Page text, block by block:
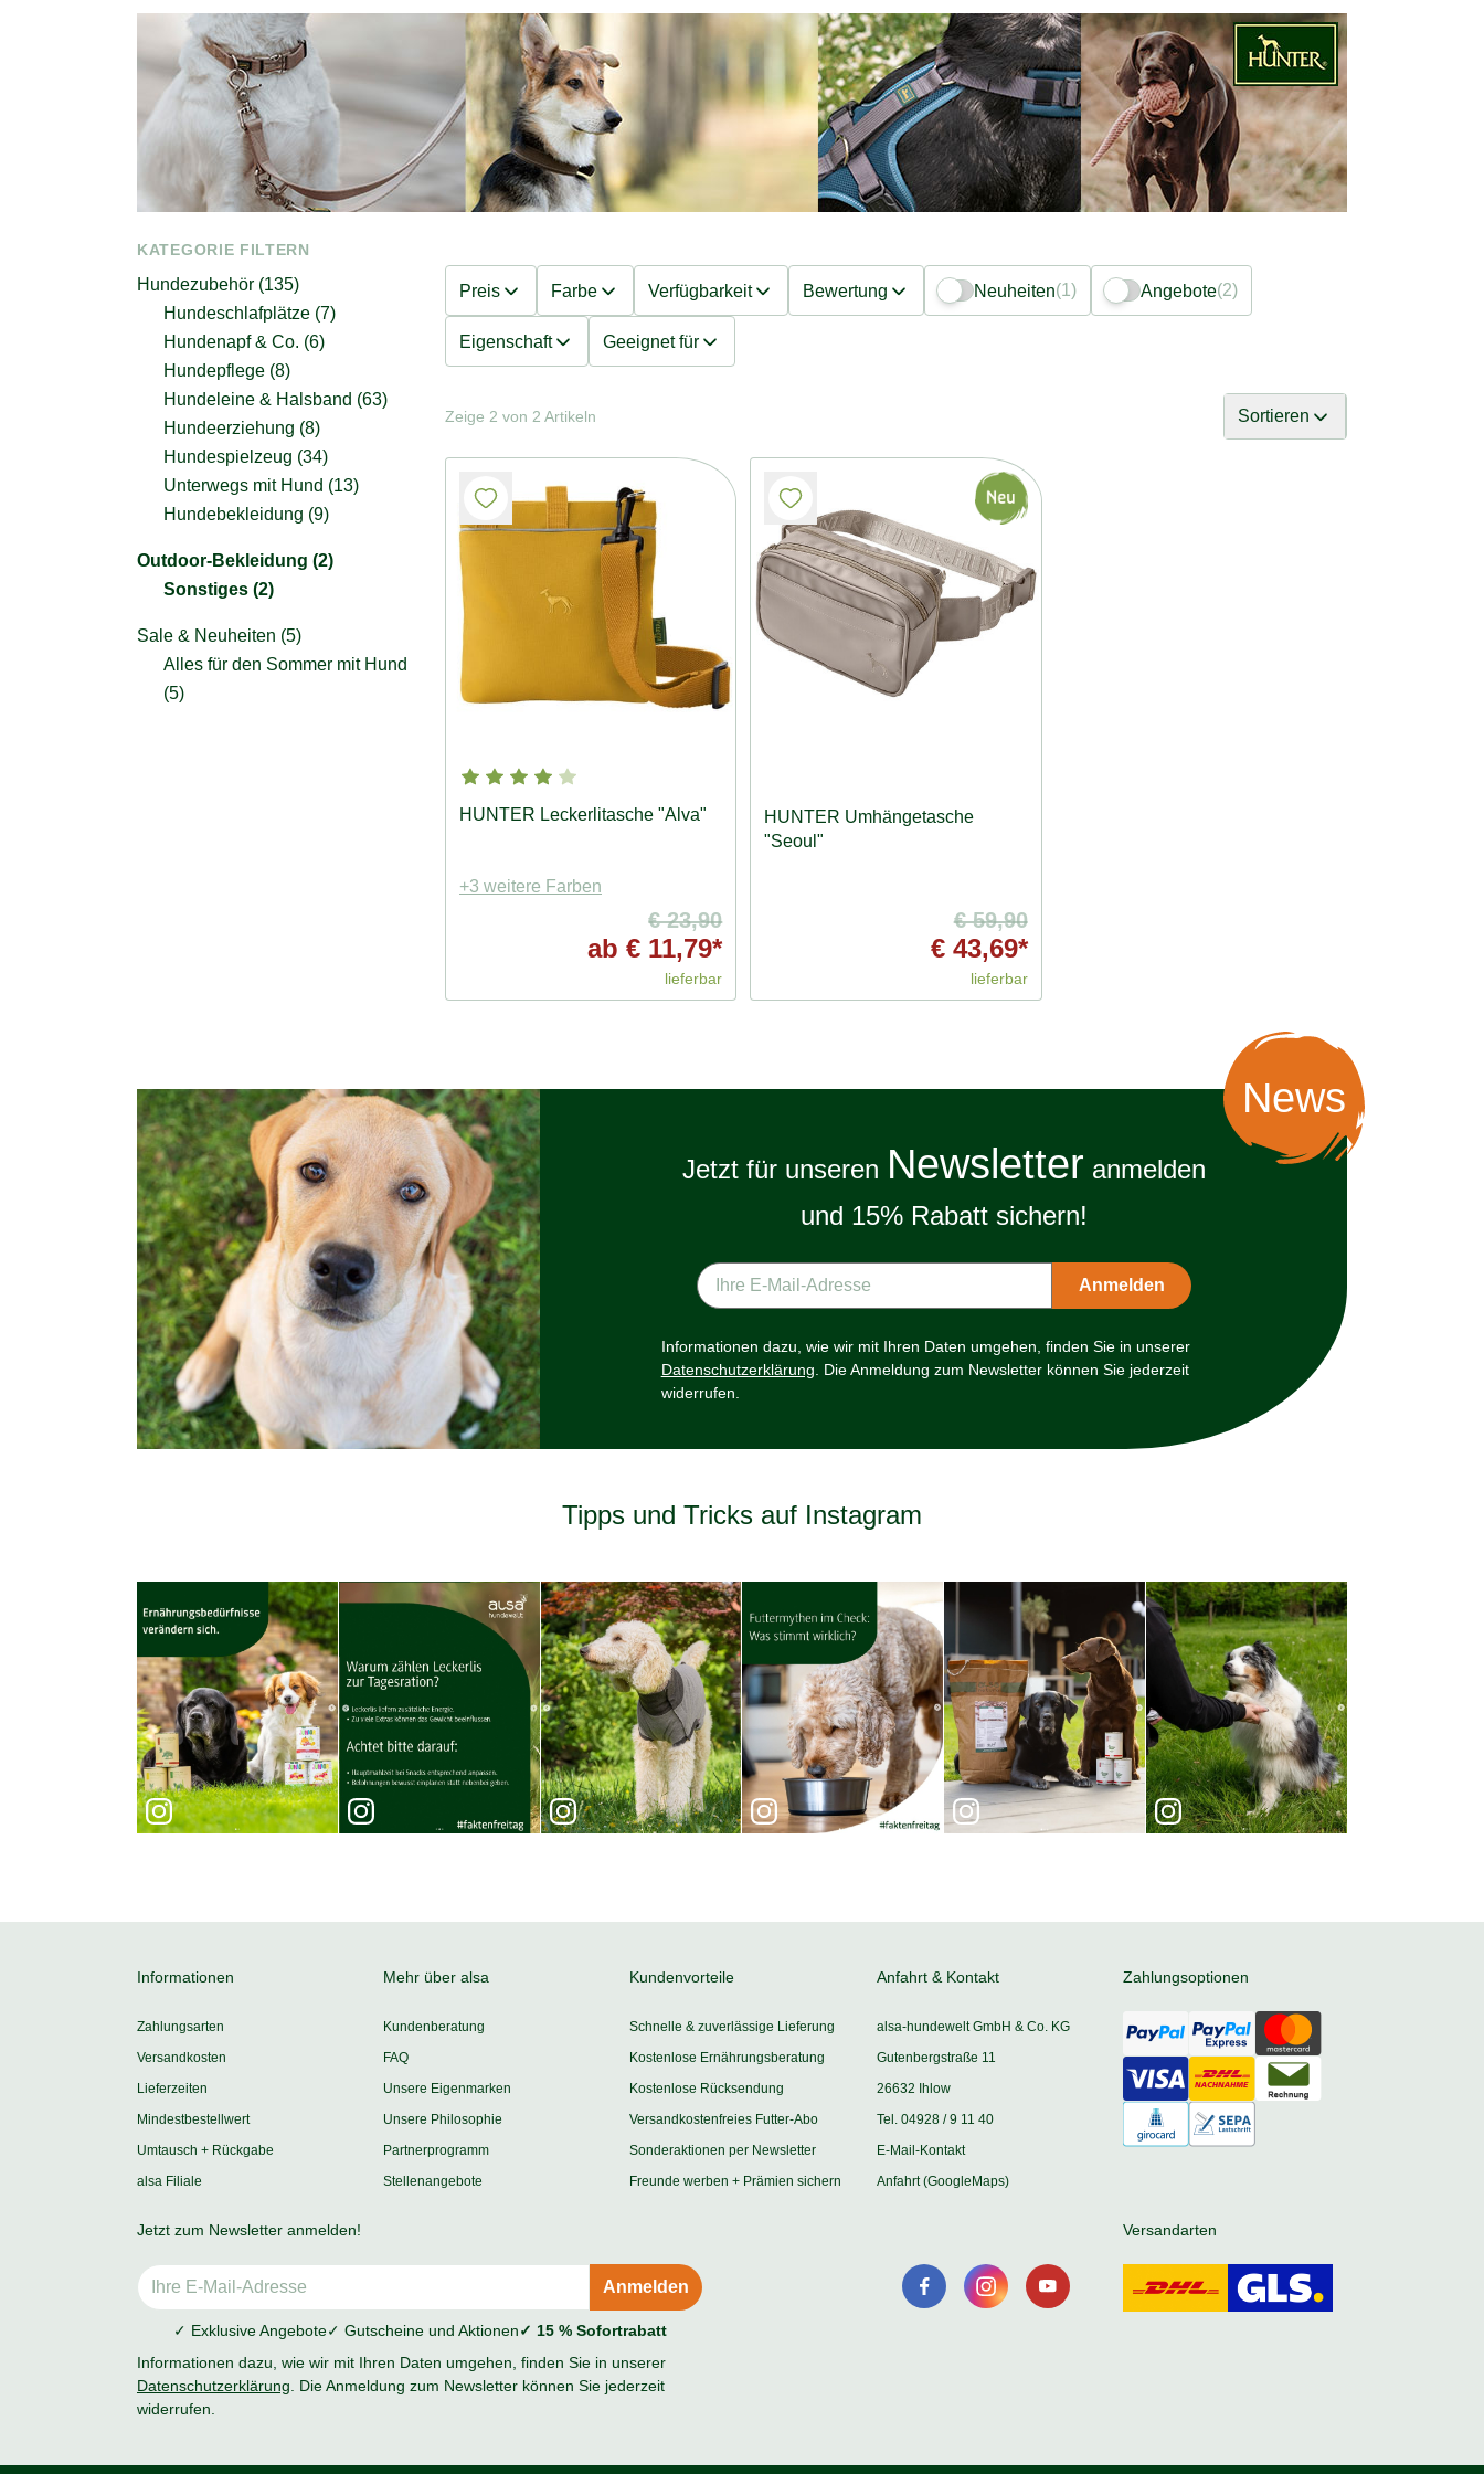
KATEGORIE FILTERN
Hundezubehör (135)
Hundeschlafplätze (7)
Hundenapf & Co. (6)
Hundepflege (8)
Hundeleine & Halsband (63)
Hundeerziehung (8)
Hundespielzeug (34)
Unterwegs mit Hund (13)
Hundebekleidung (9)
Outdoor-Bekleidung (2)
Sonstiges (2)
Sale & Neuheiten (5)
Alles für den Sommer mit Hund
(5)
Preis Farbe Verfügbarkeit Bewertung Neuheiten(1) Angebote(2)
Eigenschaft Geeignet für
Zeige 2 von 2 Artikeln Sortieren
HUNTER Leckerlitasche "Alva"
+3 weitere Farben
€ 23,90
ab € 11,79*
lieferbar
HUNTER Umhängetasche
"Seoul"
€ 59,90
€ 43,69*
lieferbar
News
Jetzt für unseren Newsletter anmelden
und 15% Rabatt sichern!
Informationen dazu, wie wir mit Ihren Daten umgehen, finden Sie in unserer
Datenschutzerklärung. Die Anmeldung zum Newsletter können Sie jederzeit
widerrufen.
Tipps und Tricks auf Instagram
Informationen
Zahlungsarten
Versandkosten
Lieferzeiten
Mindestbestellwert
Umtausch + Rückgabe
alsa Filiale
Mehr über alsa
Kundenberatung
FAQ
Unsere Eigenmarken
Unsere Philosophie
Partnerprogramm
Stellenangebote
Kundenvorteile
Schnelle & zuverlässige Lieferung
Kostenlose Ernährungsberatung
Kostenlose Rücksendung
Versandkostenfreies Futter-Abo
Sonderaktionen per Newsletter
Freunde werben + Prämien sichern
Anfahrt & Kontakt
alsa-hundewelt GmbH & Co. KG
Gutenbergstraße 11
26632 Ihlow
Tel. 04928 / 9 11 40
E-Mail-Kontakt
Anfahrt (GoogleMaps)
Zahlungsoptionen
Versandarten
Jetzt zum Newsletter anmelden!
✓ Exklusive Angebote✓ Gutscheine und Aktionen✓ 15 % Sofortrabatt
Informationen dazu, wie wir mit Ihren Daten umgehen, finden Sie in unserer
Datenschutzerklärung . Die Anmeldung zum Newsletter können Sie jederzeit
widerrufen.